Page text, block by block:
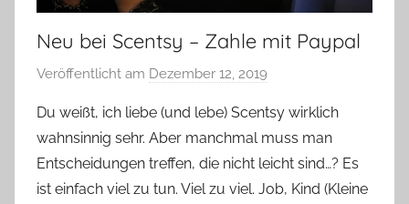
Neu bei Scentsy – Zahle mit Paypal
Veröffentlicht am Dezember 12, 2019
n
Y
v
o
Du weißt, ich liebe (und lebe) Scentsy wirklich
wahnsinnig sehr. Aber manchmal muss man
Entscheidungen treffen, die nicht leicht sind…? Es
ist einfach viel zu tun. Viel zu viel. Job, Kind (Kleine